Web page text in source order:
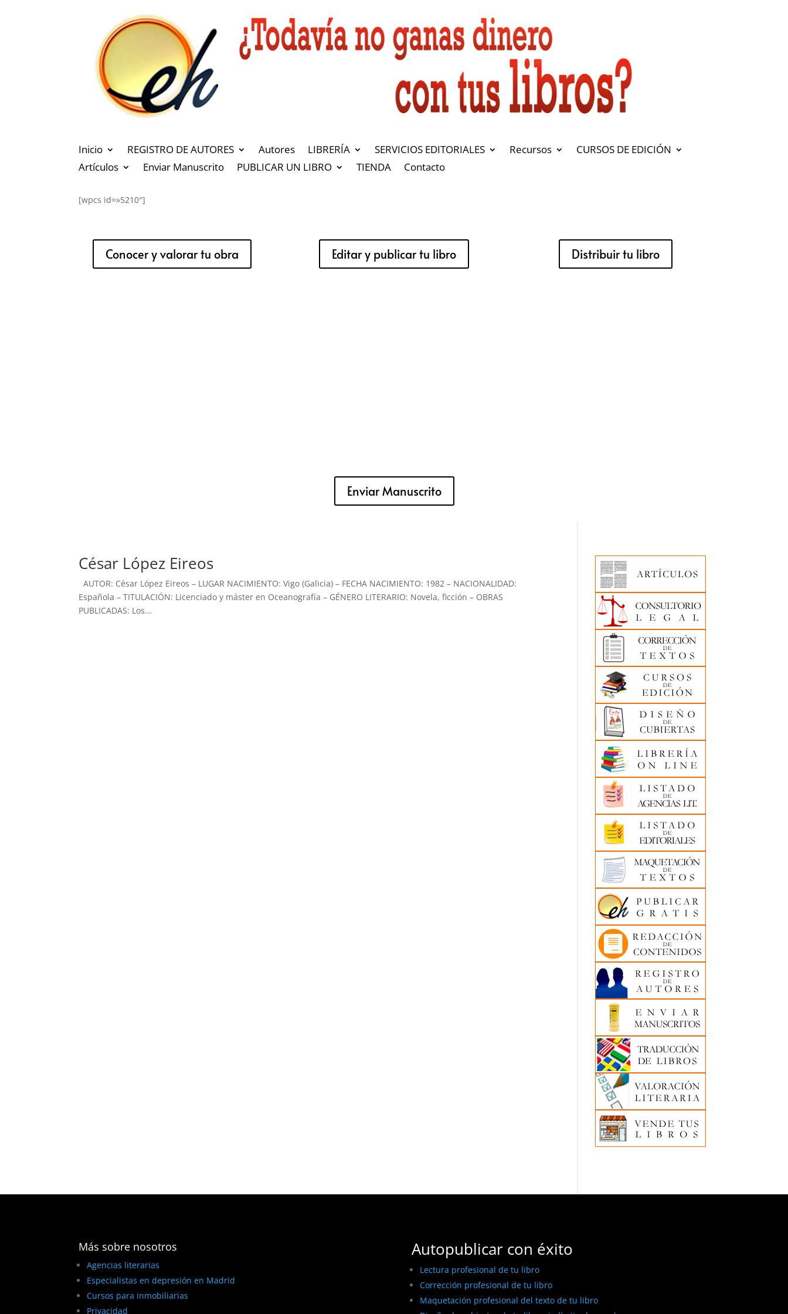
Inicio REGISTRO DE AUTORES Autores LIBRERÍA SERVICIOS EDITORIALES Recursos
CURSOS DE EDICIÓN
Artículos
Enviar Manuscrito PUBLICAR UN LIBRO TIENDA Contacto
[wpcs id=»5210″]
Conocer y valorar tu obra Editar y publicar tu libro Distribuir tu libro
Enviar Manuscrito
César López Eireos
AUTOR: César López Eireos – LUGAR NACIMIENTO: Vigo (Galicia) – FECHA NACIMIENTO: 1982 – NACIONALIDAD:
Española – TITULACIÓN: Licenciado y máster en Oceanografía – GÉNERO LITERARIO: Novela, ficción – OBRAS
PUBLICADAS: Los...
Más sobre nosotros
Agencias literarias
Especialistas en depresión en Madrid
Cursos para inmobiliarias
Privacidad
Autopublicar con éxito
Lectura profesional de tu libro
Corrección profesional de tu libro
Maquetación profesional del texto de tu libro